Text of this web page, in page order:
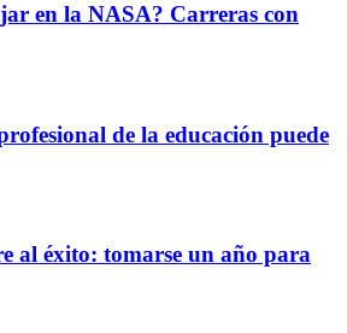
en la NASA? Carreras con
de la educación puede
al éxito: tomarse un año para